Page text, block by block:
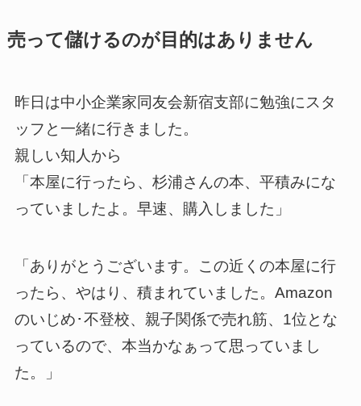
売って儲けるのが目的はありません
昨日は中小企業家同友会新宿支部に勉強にスタ
ッフと一緒に行きました。
親しい知人から
「本屋に行ったら、杉浦さんの本、平積みにな
っていましたよ。早速、購入しました」
「ありがとうございます。この近くの本屋に行
ったら、やはり、積まれていました。Amazon
のいじめ･不登校、親子関係で売れ筋、1位とな
っているので、本当かなぁって思っていまし
た。」